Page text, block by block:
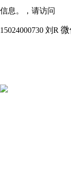
信息。，请访问
15024000730 刘 R